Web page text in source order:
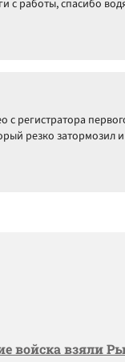
с работы, спасибо
с регистратора
резко затормозил
войска взяли